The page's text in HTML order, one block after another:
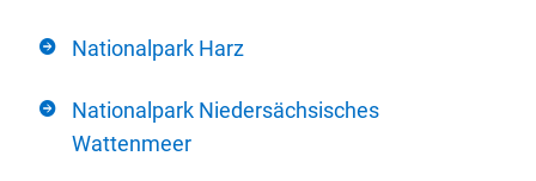
Nationalpark Harz
Nationalpark Niedersächsisches
Wattenmeer